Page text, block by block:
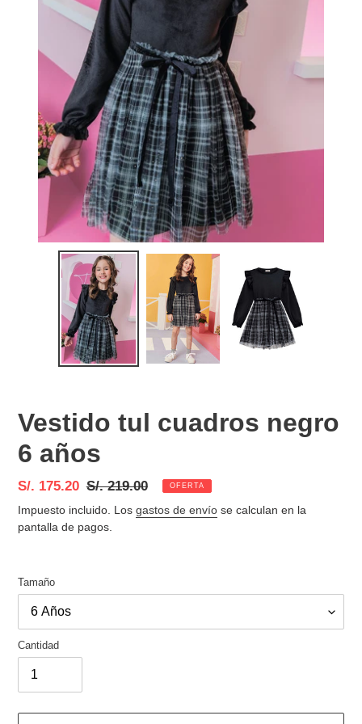
Vestido tul cuadros negro
6 años
Precio
de
venta
S/. 175.20 Precio
habitual
S/. 219.00 OFERTA
Impuesto incluido. Los gastos de envío se calculan en la
pantalla de pagos.
Tamaño
Cantidad